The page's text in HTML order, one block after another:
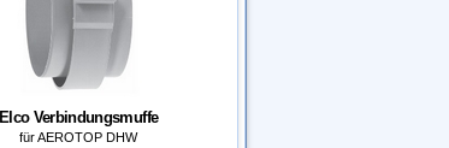
Elco Verbindungsmuffe
für AEROTOP DHW